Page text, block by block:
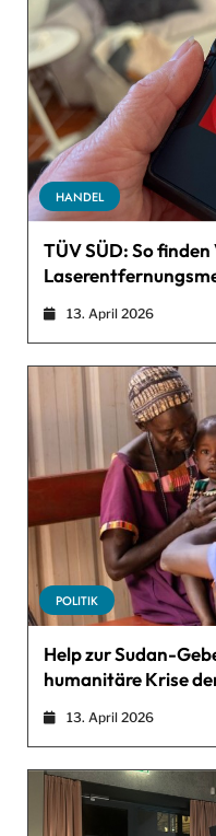
HANDEL
TÜV SÜD: So
13. April 2026
POLITIK
Help zur Sudan-
humanitäre Krise
13. April 2026